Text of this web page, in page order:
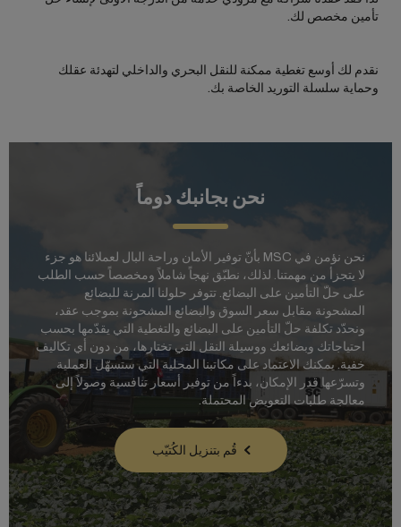
تأمين مخصص لك.
نقدم لك أوسع تغطية ممكنة للنقل البحري والداخلي لتهدئة عقلك
وحماية سلسلة التوريد الخاصة بك.
نحن بجانبك دوماً
نحن نؤمن في MSC بأنّ توفير الأمان وراحة البال لعملائنا هو جزء
لا يتجزأ من مهمتنا. لذلك، نطبّق نهجاً شاملاً ومخصصاً حسب الطلب
على حلّ التأمين على البضائع. تتوفر حلولنا المرنة للبضائع
المشحونة مقابل سعر السوق والبضائع المشحونة بموجب عقد،
ونحدّد تكلفة حلّ التأمين على البضائع والتغطية التي يقدّمها بحسب
احتياجاتك وبضائعك ووسيلة النقل التي تختارها، من دون أي تكاليف
خفية. يمكنك الاعتماد على مكاتبنا المحلية التي ستسهّل العملية
وتسرّعها قدر الإمكان، بدءاً من توفير أسعار تنافسية وصولاً إلى
معالجة طلبات التعويض المحتملة.
قُم بتنزيل الكُتيّب